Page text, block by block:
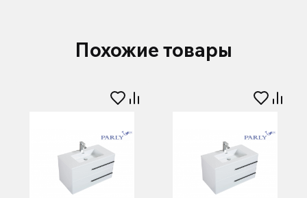
Похожие товары